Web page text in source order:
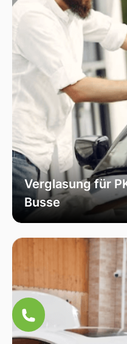
Verglasung für
Busse
Unsere
Lastkraftwagen bis
für eine
Qualität, um die
Ihres Fahrzeugs zu